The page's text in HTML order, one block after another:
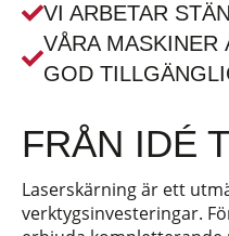
VI ARBETAR
VÅRA MASKINER
GOD
FRÅN IDÉ
Laserskärning är ett
verktygsinvesteringar.